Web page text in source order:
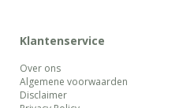
Klantenservice
Over ons
Algemene voorwaarden
Disclaimer